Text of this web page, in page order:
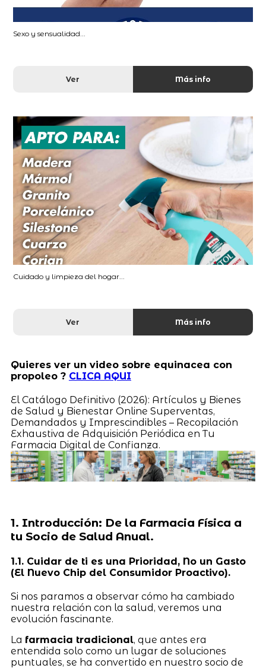
Sexo y sensualidad...
Ver Más info
Cuidado y limpieza del hogar...
Ver Más info
Quieres ver un video sobre equinacea con
propoleo ? CLICA AQUI
El Catálogo Definitivo (2026): Artículos y Bienes
de Salud y Bienestar Online Superventas,
Demandados y Imprescindibles – Recopilación
Exhaustiva de Adquisición Periódica en Tu
Farmacia Digital de Confianza.
1. Introducción: De la Farmacia Física a
tu Socio de Salud Anual.
1.1. Cuidar de ti es una Prioridad, No un Gasto
(El Nuevo Chip del Consumidor Proactivo).
Si nos paramos a observar cómo ha cambiado
nuestra relación con la salud, veremos una
evolución fascinante.
La farmacia tradicional, que antes era
entendida solo como un lugar de soluciones
puntuales, se ha convertido en nuestro socio de